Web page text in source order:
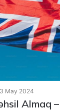
May 2024
Almaq